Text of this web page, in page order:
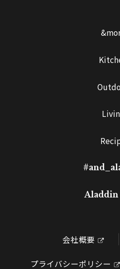
Aladdin
会社概要
プライバシーポリシー